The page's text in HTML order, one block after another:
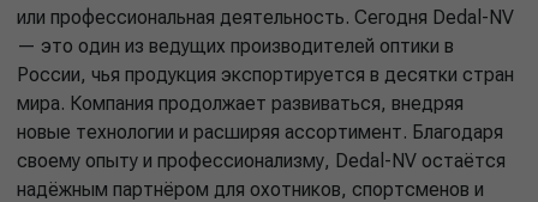
или профессиональная деятельность. Сегодня Dedal-NV
— это один из ведущих производителей оптики в
России, чья продукция экспортируется в десятки стран
мира. Компания продолжает развиваться, внедряя
новые технологии и расширяя ассортимент. Благодаря
своему опыту и профессионализму, Dedal-NV остаётся
надёжным партнёром для охотников, спортсменов и